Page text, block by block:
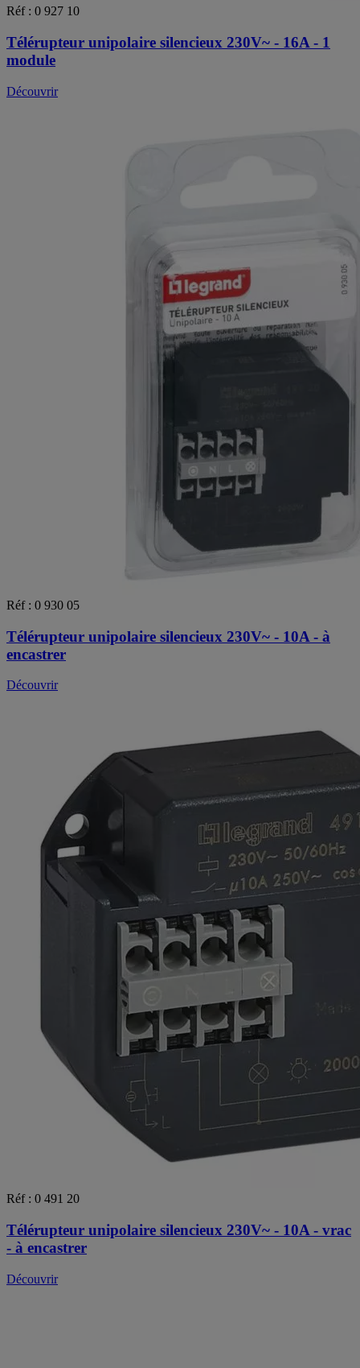
Réf : 0 927 10
Télérupteur unipolaire silencieux 230V~ - 16A - 1
module
Découvrir
Réf : 0 930 05
Télérupteur unipolaire silencieux 230V~ - 10A - à
encastrer
Découvrir
Réf : 0 491 20
Télérupteur unipolaire silencieux 230V~ - 10A - vrac
- à encastrer
Découvrir